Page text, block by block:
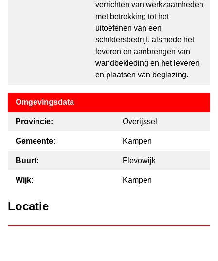
verrichten van werkzaamheden
met betrekking tot het
uitoefenen van een
schildersbedrijf, alsmede het
leveren en aanbrengen van
wandbekleding en het leveren
en plaatsen van beglazing.
Omgevingsdata
Provincie: Overijssel
Gemeente: Kampen
Buurt: Flevowijk
Wijk: Kampen
Locatie